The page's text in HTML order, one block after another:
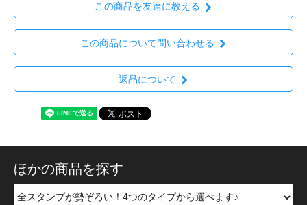
この商品を友達に教える
この商品について問い合わせる
返品について
ほかの商品を探す